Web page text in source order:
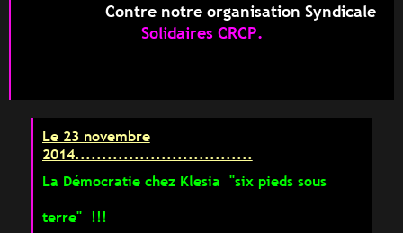
Contre notre organisation Syndicale
Solidaires CRCP.
Le 23 novembre
2014.................................
La Démocratie chez Klesia "six pieds sous
terre" !!!